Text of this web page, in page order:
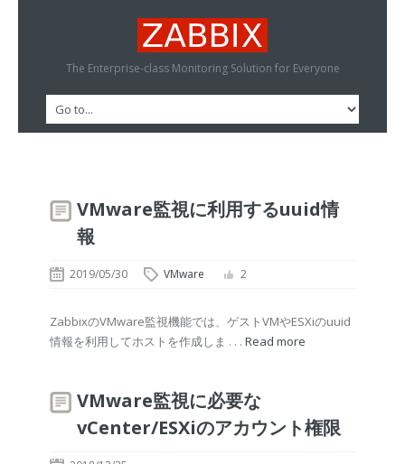
The Enterprise-class Monitoring Solution for Everyone
VMware監視に利用するuuid情
報
2019/05/30 VMware 2
ZabbixのVMware監視機能では、ゲストVMやESXiのuuid
情報を利用してホストを作成しま . . . Read more
VMware監視に必要な
vCenter/ESXiのアカウント権限